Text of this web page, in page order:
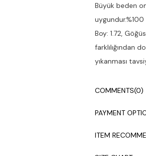
Büyük beden
Boy: 1.72,
farklılığından
yıkanması
COMMENTS(0)
PAYMENT
ITEM